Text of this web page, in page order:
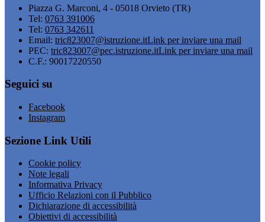
Piazza G. Marconi, 4 - 05018 Orvieto (TR)
Tel: 0763 391006
Tel: 0763 342611
Email: tric823007@istruzione.itLink per inviare una mail
PEC: tric823007@pec.istruzione.itLink per inviare una mail
C.F.: 90017220550
Seguici su
Facebook
Instagram
Sezione Link Utili
Cookie policy
Note legali
Informativa Privacy
Ufficio Relazioni con il Pubblico
Dichiarazione di accessibilità
Obiettivi di accessibilità